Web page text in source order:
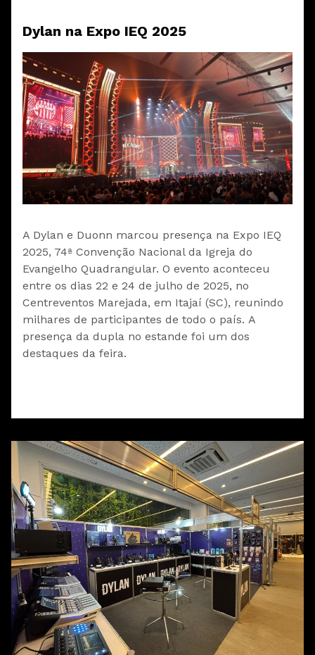
Dylan na Expo IEQ 2025
A Dylan e Duonn marcou presença na Expo IEQ
2025, 74ª Convenção Nacional da Igreja do
Evangelho Quadrangular. O evento aconteceu
entre os dias 22 e 24 de julho de 2025, no
Centreventos Marejada, em Itajaí (SC), reunindo
milhares de participantes de todo o país. A
presença da dupla no estande foi um dos
destaques da feira.